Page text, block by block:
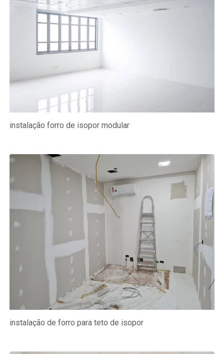
instalação forro de isopor modular
instalação de forro para teto de isopor